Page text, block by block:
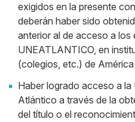
exigidos en la presente
deberán haber sido
anterior al de acceso a los
UNEATLANTICO, en
(colegios, etc.) de
Haber logrado acceso a
Atlántico a través de la
del título o el